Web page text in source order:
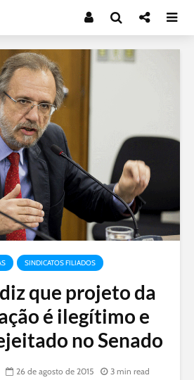
SINDICATOS FILIADOS
que projeto da
é ilegítimo e
no Senado
26 de agosto de 2015 3 min read